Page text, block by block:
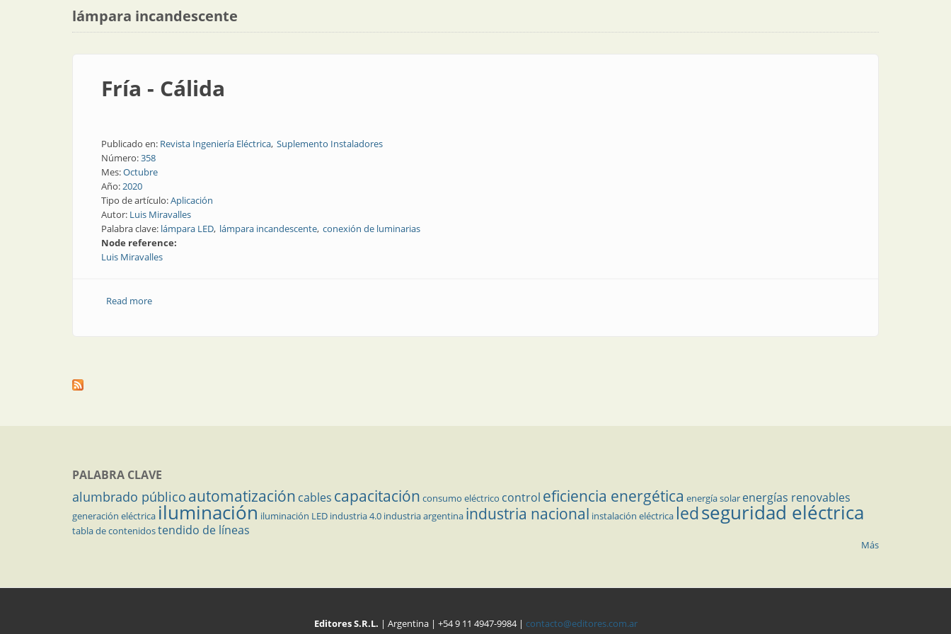
lámpara incandescente
Fría - Cálida
Publicado en: Revista Ingeniería Eléctrica Suplemento Instaladores
Número:358
Mes:Octubre
Año:2020
Tipo de artículo:Aplicación
Autor: Luis Miravalles
Palabra clave: lámpara LED lámpara incandescente conexión de luminarias
Node reference:
Luis Miravalles
Read moreabout Fría - Cálida
PALABRA CLAVE
alumbrado público automatización cables capacitación consumo eléctrico control eficiencia energética energía solar energías renovables
generación eléctrica iluminación iluminación LED industria 4.0 industria argentina industria nacional instalación eléctrica ledseguridad eléctrica
tabla de contenidostendido de líneas
Más
Editores S.R.L. | Argentina | +54 9 11 4947-9984 | contacto@editores.com.ar